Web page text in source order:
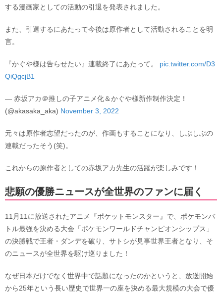
する漫画家としての活動の引退を発表されました。
また、引退するにあたって今後は原作者として活動されることを明
言。
『かぐや様は告らせたい』連載終了にあたって。 pic.twitter.com/D3
QiQgcjB1
— 赤坂アカ＠推しの子アニメ化＆かぐや様新作制作決定！
(@akasaka_aka) November 3, 2022
元々は原作者志望だったのが、作画もすることになり、しぶしぶの
連載だったそう(笑)。
これからの原作者としての赤坂アカ先生の活躍が楽しみです！
悲願の優勝ニュースが全世界のファンに届く
11月11に放送されたアニメ『ポケットモンスター』で、ポケモンバ
トル最強を決める大会「ポケモンワールドチャンピオンシップス」
の決勝戦で王者・ダンデを破り、サトシが見事世界王者となり、そ
のニュースが全世界を駆け巡りました！
なぜ日本だけでなく世界中で話題になったのかというと、放送開始
から25年という長い歴史で世界一の座を決める最大規模の大会で優